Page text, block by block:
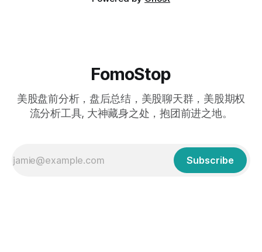
FomoStop
美股盘前分析，盘后总结，美股聊天群，美股期权
流分析工具, 大神藏身之处，抱团前进之地。
Subscribe